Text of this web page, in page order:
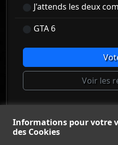
J'attends les deux
GTA 6
Voir les
Informations pour votre
des Cookies© Tomb Raider